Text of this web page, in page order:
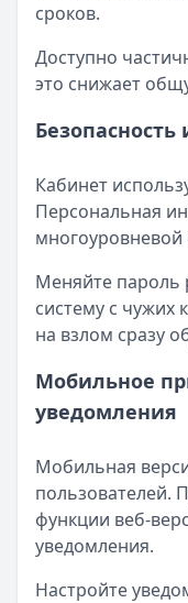
сроков.
Доступно
это снижает
Кабинет
Персональная
многоуровневой
Меняйте пароль
систему с
на взлом сразу
Мобильное
уведомления
Мобильная
пользователей.
функции веб-
уведомления.
Настройте